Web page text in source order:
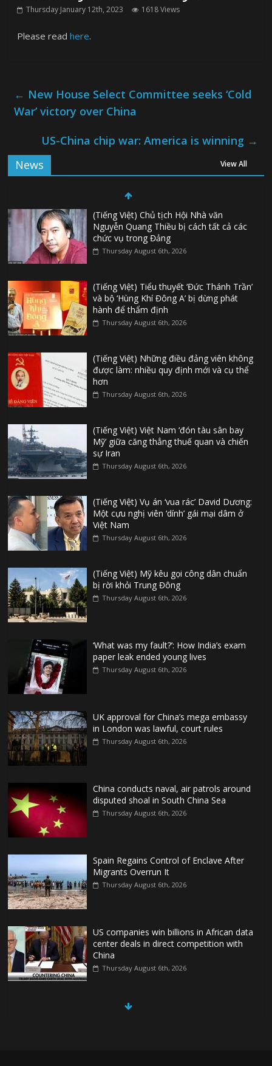
Thursday January 12th, 2023 1618 Views
Please readhere.
← New House Select Committee seeks ‘Cold
War’ victory over China
US-China chip war: America is winning →
News
View All
(Tiếng Việt) Chủ tịch Hội Nhà văn
Nguyễn Quang Thiều bị cách tất cả các
chức vụ trong Đảng
Thursday August 6th, 2026
(Tiếng Việt) Tiểu thuyết ‘Đức Thánh Trần’
và bộ ‘Hùng Khí Đông A’ bị dừng phát
hành để thẩm định
Thursday August 6th, 2026
(Tiếng Việt) Những điều đảng viên không
được làm: nhiều quy định mới và cụ thể
hơn
Thursday August 6th, 2026
(Tiếng Việt) Việt Nam ‘đón tàu sân bay
Mỹ’ giữa căng thẳng thuế quan và chiến
sự Iran
Thursday August 6th, 2026
(Tiếng Việt) Vụ án ‘vua rác’ David Dương:
Một cựu nghị viên ‘dính’ gái mại dâm ở
Việt Nam
Thursday August 6th, 2026
(Tiếng Việt) Mỹ kêu gọi công dân chuẩn
bị rời khỏi Trung Đông
Thursday August 6th, 2026
‘What was my fault?’: How India’s exam
paper leak ended young lives
Thursday August 6th, 2026
UK approval for China’s mega embassy
in London was lawful, court rules
Thursday August 6th, 2026
China conducts naval, air patrols around
disputed shoal in South China Sea
Thursday August 6th, 2026
Spain Regains Control of Enclave After
Migrants Overrun It
Thursday August 6th, 2026
US companies win billions in African data
center deals in direct competition with
China
Thursday August 6th, 2026
China, Russia, Iran and North Korea